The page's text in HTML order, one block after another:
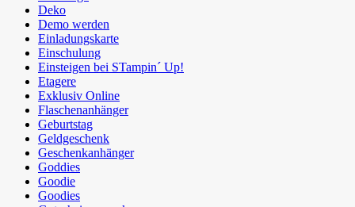
Deko
Demo werden
Einladungskarte
Einschulung
Einsteigen bei STampin´ Up!
Etagere
Exklusiv Online
Flaschenanhänger
Geburtstag
Geldgeschenk
Geschenkanhänger
Goddies
Goodie
Goodies